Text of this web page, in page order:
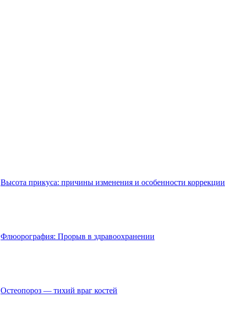
Высота прикуса: причины изменения и особенности коррекции
Флюорография: Прорыв в здравоохранении
Остеопороз — тихий враг костей